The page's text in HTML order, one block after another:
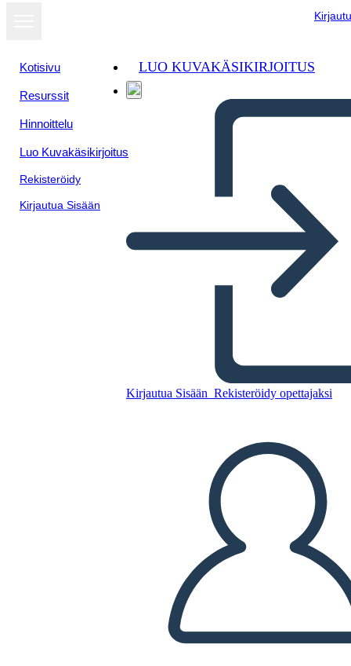
Kotisivu
Resurssit
Hinnoittelu
Luo Kuvakäsikirjoitus
Rekisteröidy
Kirjautua Sisään
LUO KUVAKÄSIKIRJOITUS
Kirjautua Sisään Rekisteröidy opettajaksi
חטיבה - מספר יחיד - גרסה 2
LUO KUVAKÄSIKIRJOITUS
TOISTA DIAESITYS
LUE MINULLE
Näytä
diaesityksenä